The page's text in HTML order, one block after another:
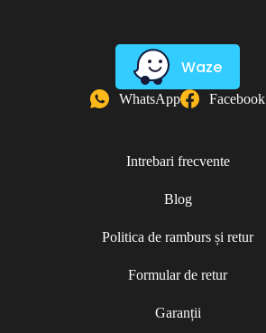
Waze
WhatsApp Facebook
Intrebari frecvente
Blog
Politica de ramburs și retur
Formular de retur
Garanții